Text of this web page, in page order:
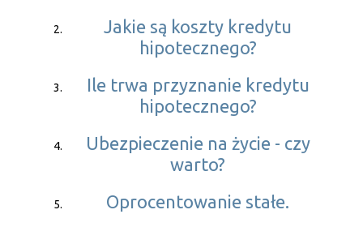
Jakie są koszty kredytu
hipotecznego?
Ile trwa przyznanie kredytu
hipotecznego?
Ubezpieczenie na życie - czy
warto?
Oprocentowanie stałe.